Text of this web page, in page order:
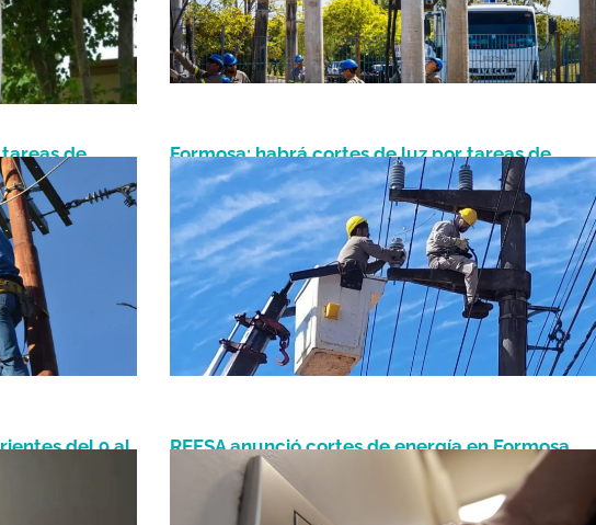
de
Formosa: habrá cortes de luz por tareas de
mantenimiento en líneas de media tensión
Octubre 27, 2025
del 9 al
REFSA anunció cortes de energía en Formosa
para el 10 de julio: conocé las zonas y horarios